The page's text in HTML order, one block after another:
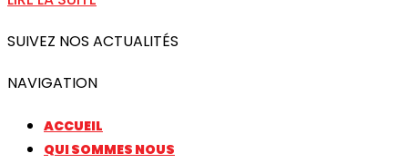
SUIVEZ NOS ACTUALITÉS
NAVIGATION
ACCUEIL
QUI SOMMES NOUS